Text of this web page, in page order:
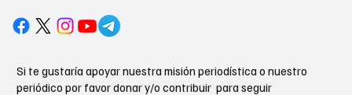
Si te gustaría apoyar nuestra misión periodística o nuestro
periódico por favor donar y/o contribuir para seguir